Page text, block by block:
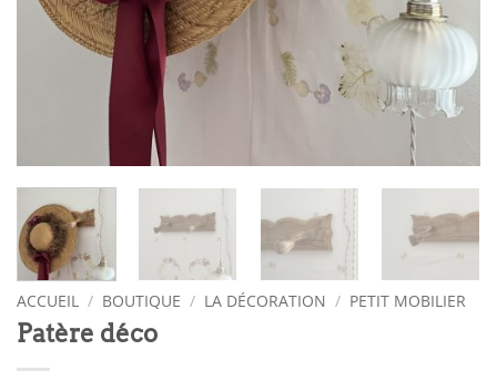
ACCUEIL / BOUTIQUE / LA DÉCORATION / PETIT MOBILIER
Patère déco